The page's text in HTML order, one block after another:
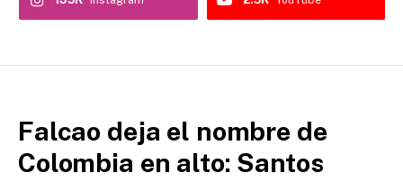
Falcao deja el nombre de
Colombia en alto: Santos